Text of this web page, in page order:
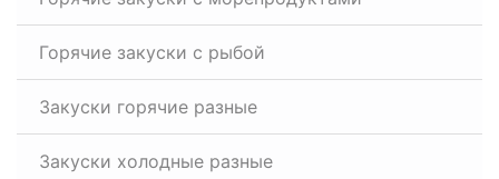
Горячие закуски с рыбой
Закуски горячие разные
Закуски холодные разные